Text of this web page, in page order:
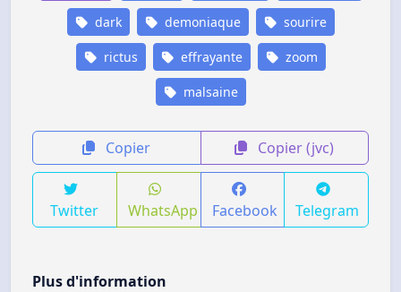
dark demoniaque sourire
rictus effrayante zoom
malsaine
Copier Copier (jvc)
Twitter WhatsApp Facebook Telegram
Plus d'information